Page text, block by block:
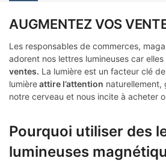
AUGMENTEZ VOS
Les responsables de commerces,
adorent nos lettres lumineuses car elles
ventes. La lumière est un facteur clé
lumièreattire l’attention naturellement,
notre cerveau et nous incite à acheter
Pourquoi utiliser des
lumineuses